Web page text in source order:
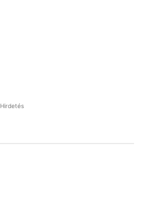
Hirdetés